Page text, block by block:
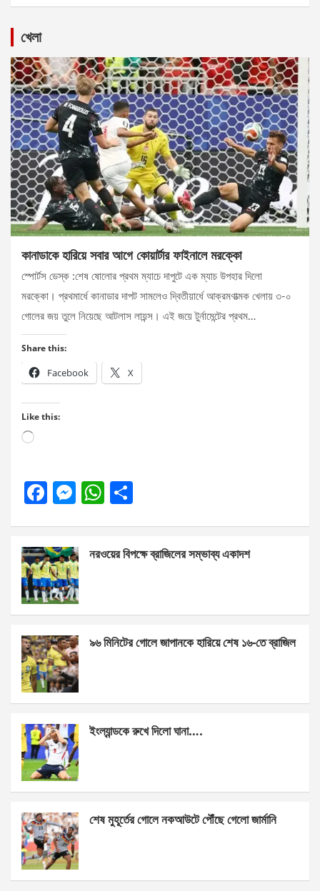
খেলা
কানাডাকে হারিয়ে সবার আগে কোয়ার্টার ফাইনালে মরক্কো
স্পোর্টস ডেস্ক :শেষ ষোলোর প্রথম ম্যাচে দাপুটে এক ম্যাচ উপহার দিলো
মরক্কো। প্রথমার্ধে কানাডার দাপট সামলেও দ্বিতীয়ার্ধে আক্রমণাত্মক খেলায় ৩-০
গোলের জয় তুলে নিয়েছে আটলাস লায়ন্স। এই জয়ে টুর্নামেন্টের প্রথম…
Share this:
Facebook X
Like this:
Loading…
F
b
o
o
k
M
n
g
er
W
s
p
e
নরওয়ের বিপক্ষে ব্রাজিলের সম্ভাব্য একাদশ
৯৬ মিনিটের গোলে জাপানকে হারিয়ে শেষ ১৬-তে ব্রাজিল
ইংল্যান্ডকে রুখে দিলো ঘানা….
শেষ মুহূর্তের গোলে নকআউটে পৌঁছে গেলো জার্মানি